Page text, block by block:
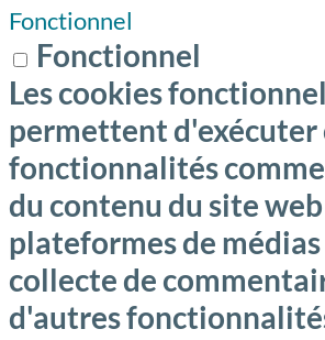
Fonctionnel
Fonctionnel
Les cookies
permettent d'exécuter
fonctionnalités
du contenu du site
plateformes de médias
collecte de
d'autres